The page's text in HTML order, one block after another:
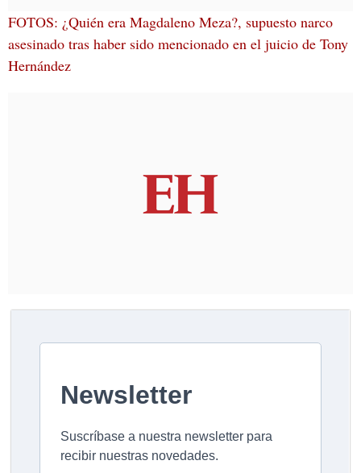
FOTOS: ¿Quién era Magdaleno Meza?, supuesto narco
asesinado tras haber sido mencionado en el juicio de Tony
Hernández